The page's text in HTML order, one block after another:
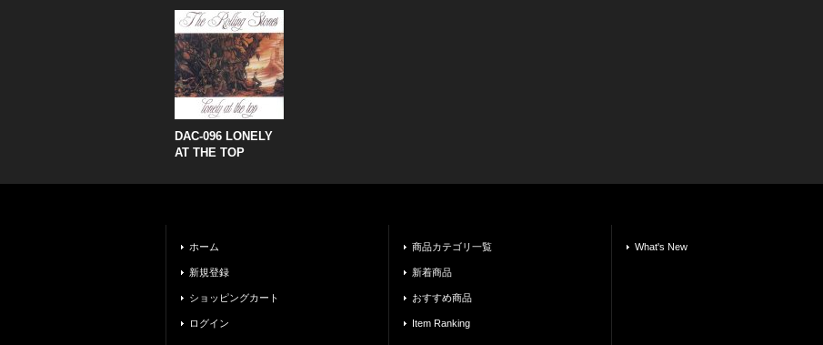
DAC-096 LONELY
AT THE TOP
ホーム
新規登録
ショッピングカート
ログイン
商品カテゴリ一覧
新着商品
おすすめ商品
Item Ranking
What's New